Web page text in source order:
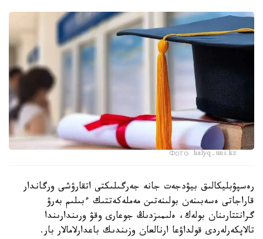
Фото: halyq-uni.kz
رەسپۋبليكالىق بيۋدجەت جانە جەرگىلىكتى اتقارۋشى ورگاندار
قاراجاتى ەسەبىنەن بولىنەتىن مەملەكەتتىك ءبىلىم بەرۋ
گرانتتارىنان بولەك، ەلىمىزدىڭ جوعارى وقۋ ورىندارىندا
تالاپكەرلەردى قولداۋعا ارنالعان وزىندىك باعدارلامالار بار.